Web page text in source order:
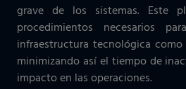
grave de los sistemas. Este
procedimientos necesarios
infraestructura tecnológica
minimizando así el tiempo de
impacto en las operaciones.